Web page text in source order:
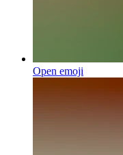
Open emoji